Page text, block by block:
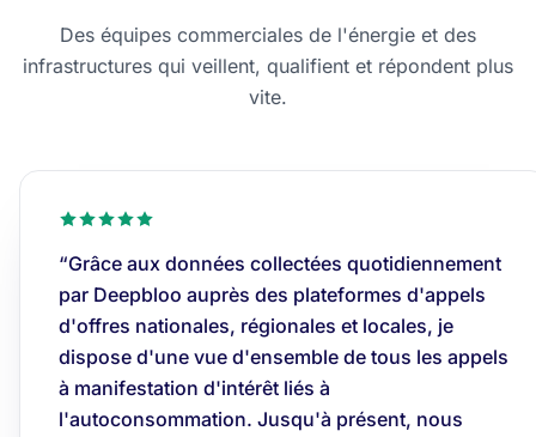
Des équipes commerciales de l'énergie et des
infrastructures qui veillent, qualifient et répondent plus
vite.
“Grâce aux données collectées quotidiennement
par Deepbloo auprès des plateformes d'appels
d'offres nationales, régionales et locales, je
dispose d'une vue d'ensemble de tous les appels
à manifestation d'intérêt liés à
l'autoconsommation. Jusqu'à présent, nous